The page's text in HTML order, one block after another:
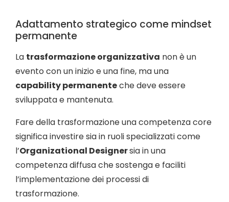
Adattamento strategico come mindset
permanente
La trasformazione organizzativa non è un
evento con un inizio e una fine, ma una
capability permanenteche deve essere
sviluppata e mantenuta.
Fare della trasformazione una competenza core
significa investire sia in ruoli specializzati come
l’Organizational Designersia in una
competenza diffusa che sostenga e faciliti
l’implementazione dei processi di
trasformazione.